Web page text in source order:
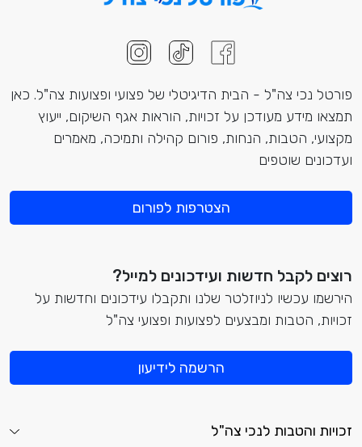
פורטל נכי צה"ל - הבית הדיגיטלי של פצועי ופצועות צה"ל. כאן
תמצאו מידע מעודכן על זכויות, הוראות אגף השיקום, ייעוץ
מקצועי, הטבות, הנחות, פורום קהילה ותמיכה, מאמרים
ועדכונים שוטפים
הצטרפות לפורום
רוצים לקבל חדשות ועידכונים למייל?
הירשמו עכשיו לניוזלטר שלנו ותקבלו עידכונים וחדשות על
זכויות, הטבות ומבצעים לפצועות ופצועי צה"ל
הרשמה לידיעון
זכויות והטבות לנכי צה"ל